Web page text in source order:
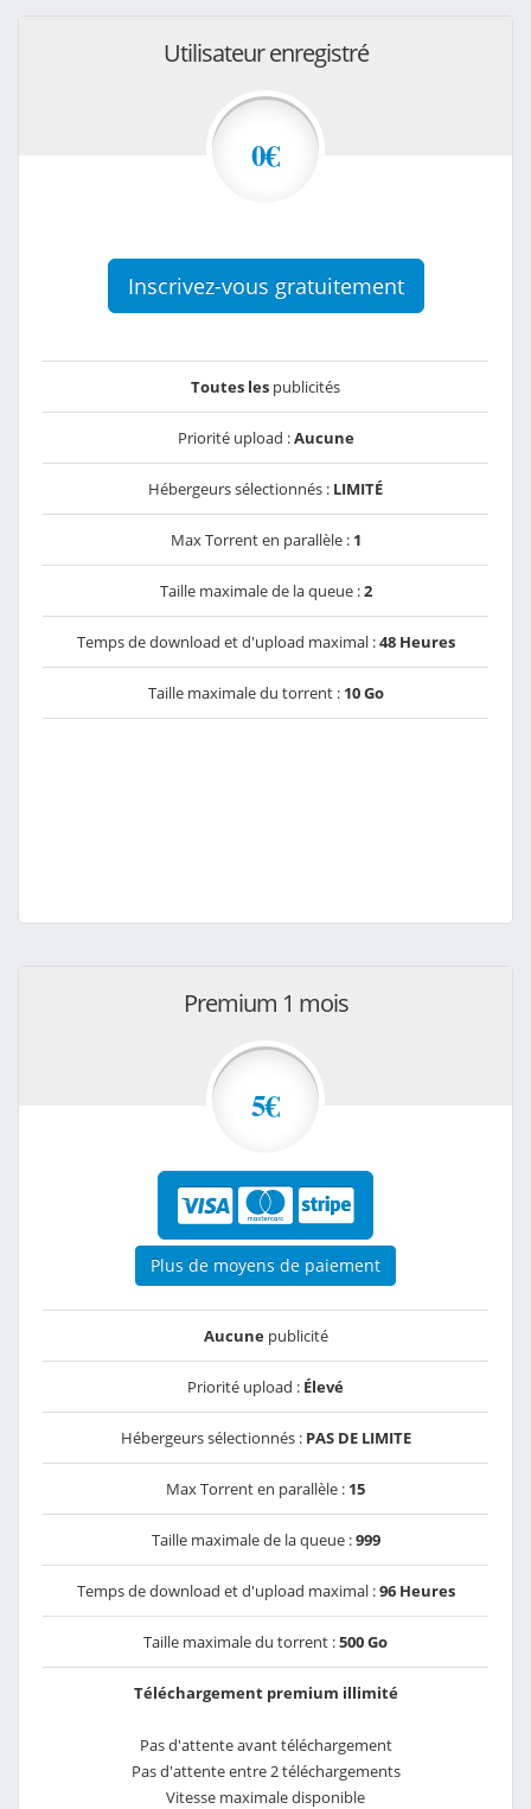
Utilisateur enregistré
0€
Inscrivez-vous gratuitement
Toutes les publicités
Priorité upload :Aucune
Hébergeurs sélectionnés : LIMITÉ
Max Torrent en parallèle : 1
Taille maximale de la queue :2
Temps de download et d'upload maximal :48 Heures
Taille maximale du torrent : 10 Go
Premium 1 mois
5€
Plus de moyens de paiement
Aucunepublicité
Priorité upload : Élevé
Hébergeurs sélectionnés : PAS DE LIMITE
Max Torrent en parallèle : 15
Taille maximale de la queue :999
Temps de download et d'upload maximal :96 Heures
Taille maximale du torrent :500 Go
Téléchargement premium illimité
Pas d'attente avant téléchargement
Pas d'attente entre 2 téléchargements
Vitesse maximale disponible